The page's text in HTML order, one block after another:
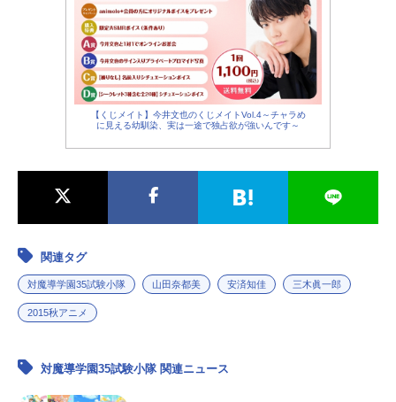
【くじメイト】今井文也のくじメイトVol.4～チャラめ
に見える幼馴染、実は一途で独占欲が強いんです～
関連タグ
対魔導学園35試験小隊 山田奈都美 安済知佳 三木眞一郎
2015秋アニメ
対魔導学園35試験小隊 関連ニュース